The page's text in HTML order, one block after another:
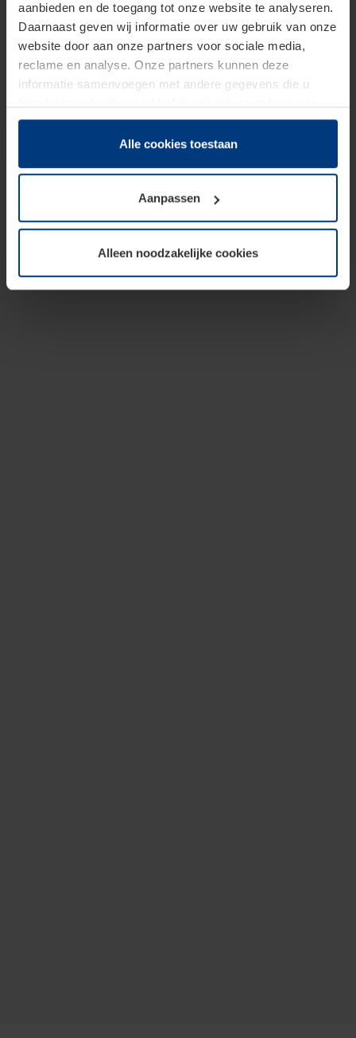
aanbieden en de toegang tot onze website te analyseren.
Daarnaast geven wij informatie over uw gebruik van onze
website door aan onze partners voor sociale media,
reclame en analyse. Onze partners kunnen deze
informatie samenvoegen met andere gegevens die u
hun diensten hebben verzameld.
Juridisch hebben wij het recht om cookies op uw
van deze pagina's absoluut vereist is. Voor alle andere
soorten cookies is uw toestemming benodigd. Uw
toestemming kunt u op elk moment bij de uitleg van de
wijzigen of herroepen.
Alle cookies toestaan
Aanpassen
Alleen noodzakelijke cookies